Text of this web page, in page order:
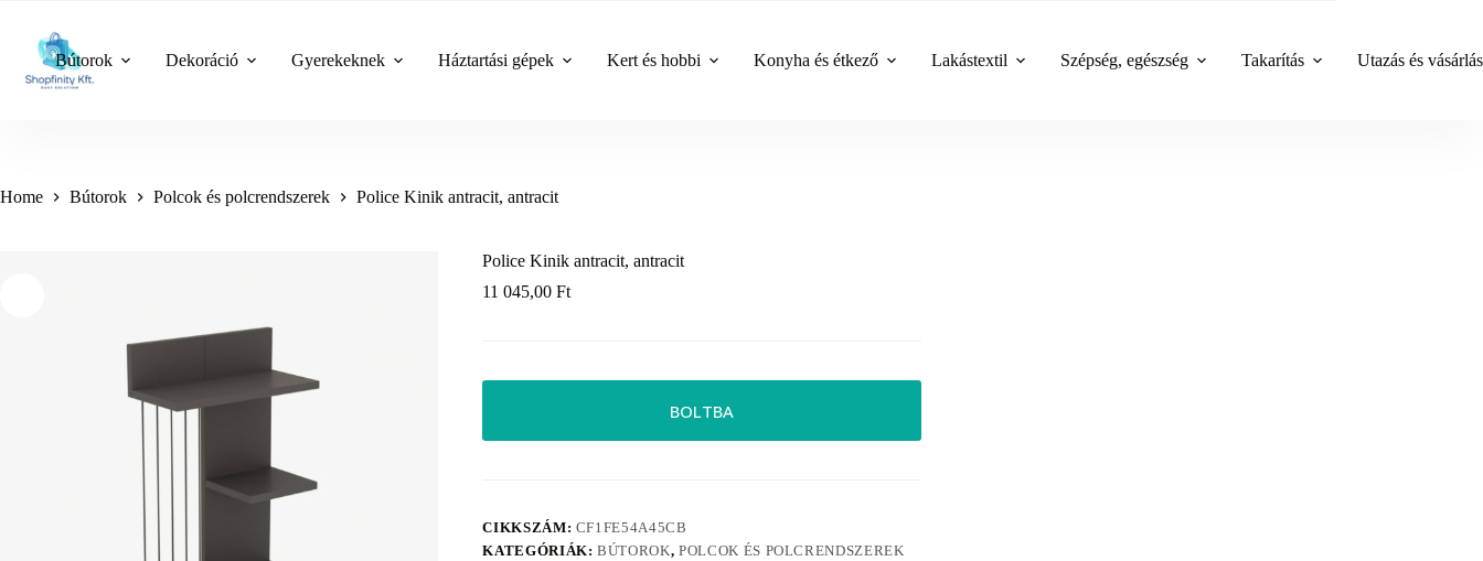
content
Bútorok Dekoráció Gyerekeknek Háztartási gépek Kert és hobbi Konyha és étkező Lakástextil Szépség, egészség Takarítás Utazás és vásárlás
Home Bútorok Polcok és polcrendszerek Police Kinik antracit, antracit
Police Kinik antracit, antracit
11 045,00Ft
BOLTBA
CIKKSZÁM: CF1FE54A45CB
KATEGÓRIÁK:BÚTOROK, POLCOK ÉS POLCRENDSZEREK